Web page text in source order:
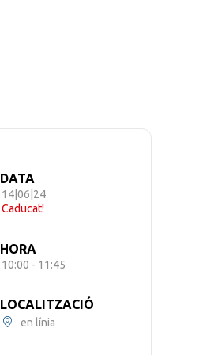
DATA
14|06|24
Caducat!
HORA
10:00 - 11:45
LOCALITZACIÓ
en línia